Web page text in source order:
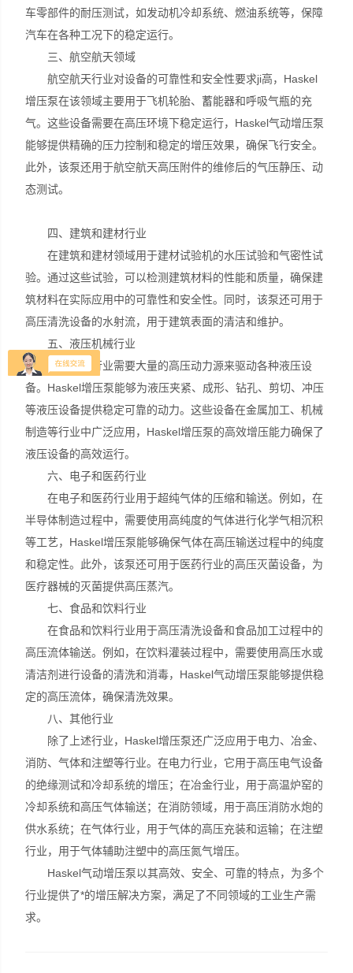
车零部件的耐压测试，如发动机冷却系统、燃油系统等，保障
汽车在各种工况下的稳定运行。
三、航空航天领域
航空航天行业对设备的可靠性和安全性要求ji高，Haskel
增压泵在该领域主要用于飞机轮胎、蓄能器和呼吸气瓶的充
气。这些设备需要在高压环境下稳定运行，Haskel气动增压泵
能够提供精确的压力控制和稳定的增压效果，确保飞行安全。
此外，该泵还用于航空航天高压附件的维修后的气压静压、动
态测试。
四、建筑和建材行业
在建筑和建材领域用于建材试验机的水压试验和气密性试
验。通过这些试验，可以检测建筑材料的性能和质量，确保建
筑材料在实际应用中的可靠性和安全性。同时，该泵还可用于
高压清洗设备的水射流，用于建筑表面的清洁和维护。
五、液压机械行业
液压机械行业需要大量的高压动力源来驱动各种液压设
备。Haskel增压泵能够为液压夹紧、成形、钻孔、剪切、冲压
等液压设备提供稳定可靠的动力。这些设备在金属加工、机械
制造等行业中广泛应用，Haskel增压泵的高效增压能力确保了
液压设备的高效运行。
六、电子和医药行业
在电子和医药行业用于超纯气体的压缩和输送。例如，在
半导体制造过程中，需要使用高纯度的气体进行化学气相沉积
等工艺，Haskel增压泵能够确保气体在高压输送过程中的纯度
和稳定性。此外，该泵还可用于医药行业的高压灭菌设备，为
医疗器械的灭菌提供高压蒸汽。
七、食品和饮料行业
在食品和饮料行业用于高压清洗设备和食品加工过程中的
高压流体输送。例如，在饮料灌装过程中，需要使用高压水或
清洁剂进行设备的清洗和消毒，Haskel气动增压泵能够提供稳
定的高压流体，确保清洗效果。
八、其他行业
除了上述行业，Haskel增压泵还广泛应用于电力、冶金、
消防、气体和注塑等行业。在电力行业，它用于高压电气设备
的绝缘测试和冷却系统的增压；在冶金行业，用于高温炉窑的
冷却系统和高压气体输送；在消防领域，用于高压消防水炮的
供水系统；在气体行业，用于气体的高压充装和运输；在注塑
行业，用于气体辅助注塑中的高压氮气增压。
Haskel气动增压泵以其高效、安全、可靠的特点，为多个
行业提供了*的增压解决方案，满足了不同领域的工业生产需
求。